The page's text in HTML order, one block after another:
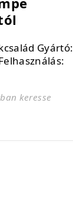
Gyártó:
keresse